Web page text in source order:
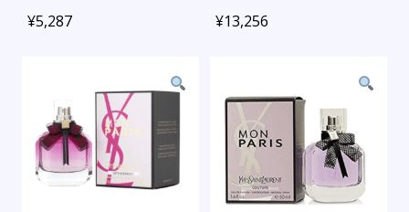
¥5,287 ¥13,256